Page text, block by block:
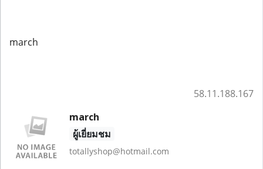
march
58.11.188.167
march
ผู้เยี่ยมชม
totallyshop@hotmail.com